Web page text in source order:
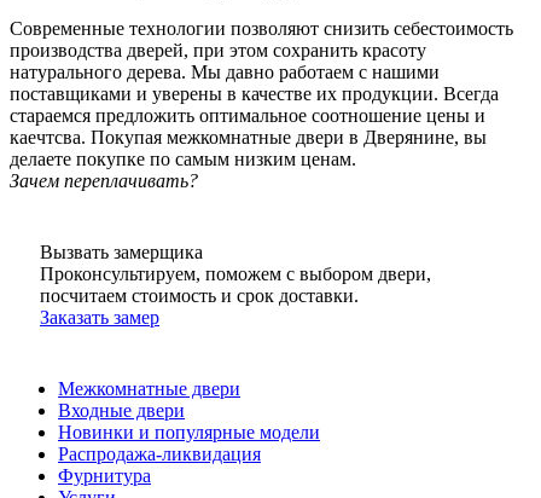
Современные технологии позволяют снизить себестоимость
производства дверей, при этом сохранить красоту
натурального дерева. Мы давно работаем с нашими
поставщиками и уверены в качестве их продукции. Всегда
стараемся предложить оптимальное соотношение цены и
каечтсва. Покупая межкомнатные двери в Дверянине, вы
делаете покупке по самым низким ценам.
Зачем переплачивать?
Вызвать замерщика
Проконсультируем, поможем с выбором двери,
посчитаем стоимость и срок доставки.
Заказать замер
Межкомнатные двери
Входные двери
Новинки и популярные модели
Распродажа-ликвидация
Фурнитура